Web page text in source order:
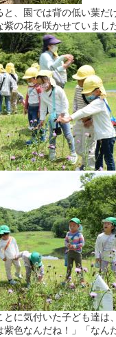
、園では背の低い葉だ
の花を咲かせていまし
に気付いた子ども達は
紫色なんだね！」「なん